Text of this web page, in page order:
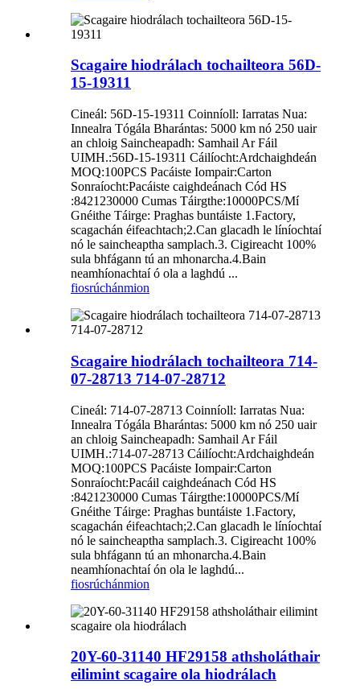
Scagaire hiodrálach tochailteora 56D-
15-19311
Cineál: 56D-15-19311 Coinníoll: Iarratas Nua:
Innealra Tógála Bharántas: 5000 km nó 250 uair
an chloig Saincheapadh: Samhail Ar Fáil
UIMH.:56D-15-19311 Cáilíocht:Ardchaighdeán
MOQ:100PCS Pacáiste Iompair:Carton
Sonraíocht:Pacáiste caighdeánach Cód HS
:8421230000 Cumas Táirgthe:10000PCS/Mí
Gnéithe Táirge: Praghas buntáiste 1.Factory,
scagachán éifeachtach;2.Can glacadh le líníochtaí
nó le saincheaptha samplach.3. Cigireacht 100%
sula bhfágann tú an mhonarcha.4.Bain
neamhíonachtaí ó ola a laghdú ...
fiosrúchánmion
Scagaire hiodrálach tochailteora 714-
07-28713 714-07-28712
Cineál: 714-07-28713 Coinníoll: Iarratas Nua:
Innealra Tógála Bharántas: 5000 km nó 250 uair
an chloig Saincheapadh: Samhail Ar Fáil
UIMH.:714-07-28713 Cáilíocht:Ardchaighdeán
MOQ:100PCS Pacáiste Iompair:Carton
Sonraíocht:Pacáil caighdeánach Cód HS
:8421230000 Cumas Táirgthe:10000PCS/Mí
Gnéithe Táirge: Praghas buntáiste 1.Factory,
scagachán éifeachtach;2.Can glacadh le líníochtaí
nó le saincheaptha samplach.3. Cigireacht 100%
sula bhfágann tú an mhonarcha.4.Bain
neamhíonachtaí ón ola le laghdú...
fiosrúchánmion
20Y-60-31140 HF29158 athsholáthair
eilimint scagaire ola hiodrálach